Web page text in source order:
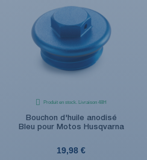
Produit en stock. Livraison 48H
Bouchon d'huile anodisé
Bleu pour Motos Husqvarna
19,98 €